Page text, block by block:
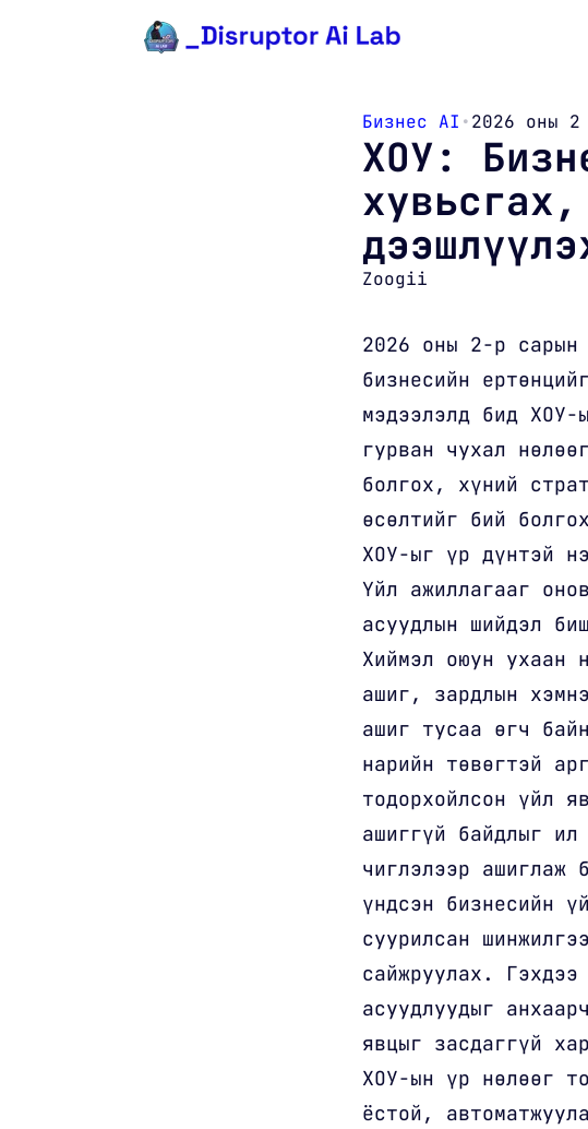
Бизнес AI •2026 оны 2
ХОУ:
Zoogii
2026 оны 2-р
бизнесийн
мэдээлэлд бид ХОУ-
гурван чухал
болгох, хүний
өсөлтийг бий
ХОУ-ыг үр дүнтэй
Үйл ажиллагааг
асуудлын шийдэл биш
Хиймэл оюун ухаан
ашиг, зардлын
ашиг тусаа өгч
нарийн төвөгтэй
тодорхойлсон үйл
ашиггүй байдлыг
чиглэлээр ашиглаж
үндсэн бизнесийн
суурилсан
сайжруулах.
асуудлуудыг
явцыг засдаггүй
ХОУ-ын үр нөлөөг
ёстой,